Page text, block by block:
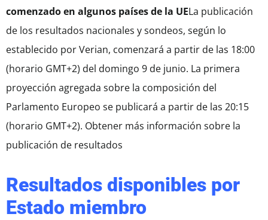
comenzado en algunos países de la UELa publicación
de los resultados nacionales y sondeos, según lo
establecido por Verian, comenzará a partir de las 18:00
(horario GMT+2) del domingo 9 de junio. La primera
proyección agregada sobre la composición del
Parlamento Europeo se publicará a partir de las 20:15
(horario GMT+2). Obtener más información sobre la
publicación de resultados
Resultados disponibles por
Estado miembro